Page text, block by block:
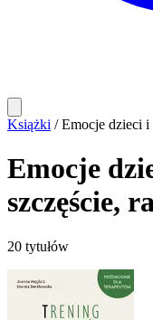
Książki / Emocje dzieci i
Emocje
szczęście,
20 tytułów